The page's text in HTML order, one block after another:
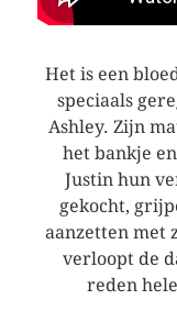
Het is een
speciaals
Ashley. Zijn
het bankje
Justin hun
gekocht,
aanzetten met
verloopt de
reden